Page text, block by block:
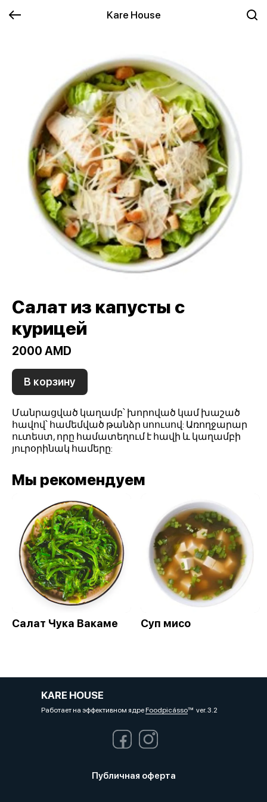
Kare House
Салат из капусты с
курицей
2000 AMD
В корзину
Մանրացված կաղամբ՝ խորոված կամ խաշած
հավով՝ համեմված թանձր սոուսով: Առողջարար
ուտեստ, որը համատեղում է հավի և կաղամբի
յուրօրինակ համերը:
Мы рекомендуем
Салат Чука Вакаме Суп мисо
KARE HOUSE
Работает на эффективном ядреFoodpicássover. 3.2
Публичная оферта